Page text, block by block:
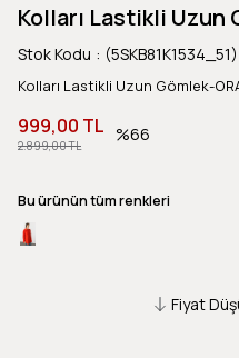
Kolları Lastikli Uzun
Stok Kodu (5SKB81K1534_51)
Kolları Lastikli Uzun Gömlek-
2.899,00 TL
999,00 TL 66
Bu ürünün tüm renkleri
Fiyat